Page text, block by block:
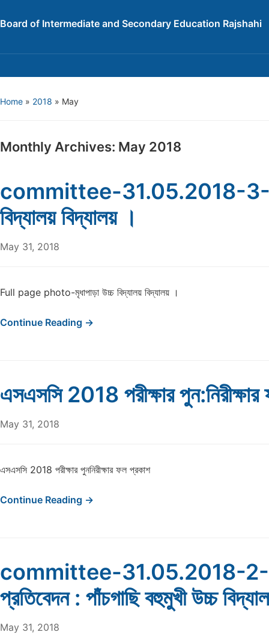
Board of Intermediate and Secondary Education Rajshahi
Home » 2018 » May
Monthly Archives: May 2018
committee-31.05.2018-3-
বিদ্যালয় বিদ্যালয় ।
May 31, 2018
Full page photo-মৃধাপাড়া উচ্চ বিদ্যালয় বিদ্যালয় ।
Continue Reading →
এসএসসি 2018 পরীক্ষার
May 31, 2018
এসএসসি 2018 পরীক্ষার পুননিরীক্ষার ফল প্রকাশ
Continue Reading →
committee-31.05.2018-2-
প্রতিবেদন : পাঁচগাছি বহুমুখী উচ্চ
May 31, 2018